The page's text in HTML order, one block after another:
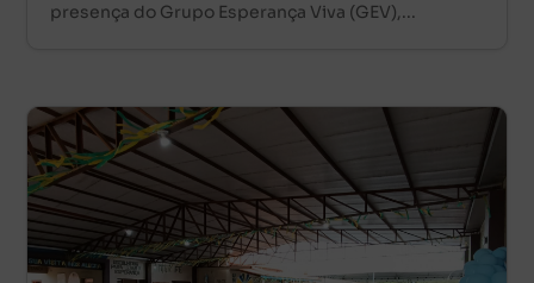
presença do Grupo Esperança Viva (GEV),...